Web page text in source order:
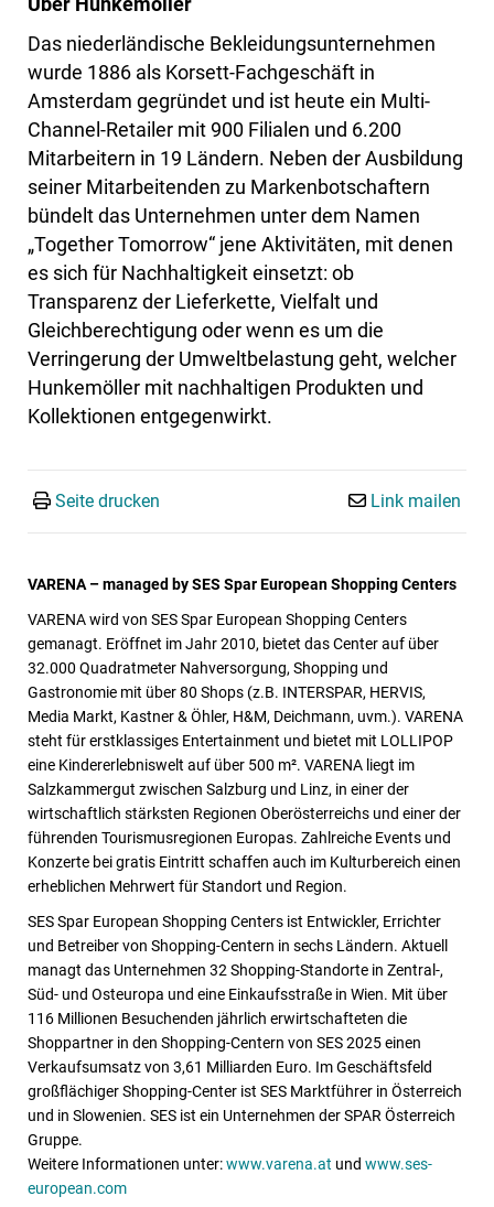
Das niederländische Bekleidungsunternehmen
wurde 1886 als Korsett-Fachgeschäft in
Amsterdam gegründet und ist heute ein Multi-
Channel-Retailer mit 900 Filialen und 6.200
Mitarbeitern in 19 Ländern. Neben der Ausbildung
seiner Mitarbeitenden zu Markenbotschaftern
bündelt das Unternehmen unter dem Namen
„Together Tomorrow“ jene Aktivitäten, mit denen
es sich für Nachhaltigkeit einsetzt: ob
Transparenz der Lieferkette, Vielfalt und
Gleichberechtigung oder wenn es um die
Verringerung der Umweltbelastung geht, welcher
Hunkemöller mit nachhaltigen Produkten und
Kollektionen entgegenwirkt.
Seite drucken Link mailen
VARENA – managed by SES Spar European Shopping Centers
VARENA wird von SES Spar European Shopping Centers
gemanagt. Eröffnet im Jahr 2010, bietet das Center auf über
32.000 Quadratmeter Nahversorgung, Shopping und
Gastronomie mit über 80 Shops (z.B. INTERSPAR, HERVIS,
Media Markt, Kastner & Öhler, H&M, Deichmann, uvm.). VARENA
steht für erstklassiges Entertainment und bietet mit LOLLIPOP
eine Kindererlebniswelt auf über 500 m². VARENA liegt im
Salzkammergut zwischen Salzburg und Linz, in einer der
wirtschaftlich stärksten Regionen Oberösterreichs und einer der
führenden Tourismusregionen Europas. Zahlreiche Events und
Konzerte bei gratis Eintritt schaffen auch im Kulturbereich einen
erheblichen Mehrwert für Standort und Region.
SES Spar European Shopping Centers ist Entwickler, Errichter
und Betreiber von Shopping-Centern in sechs Ländern. Aktuell
managt das Unternehmen 32 Shopping-Standorte in Zentral-,
Süd- und Osteuropa und eine Einkaufsstraße in Wien. Mit über
116 Millionen Besuchenden jährlich erwirtschafteten die
Shoppartner in den Shopping-Centern von SES 2025 einen
Verkaufsumsatz von 3,61 Milliarden Euro. Im Geschäftsfeld
großflächiger Shopping-Center ist SES Marktführer in Österreich
und in Slowenien. SES ist ein Unternehmen der SPAR Österreich
Gruppe.
Weitere Informationen unter:www.varena.at und www.ses-
european.com